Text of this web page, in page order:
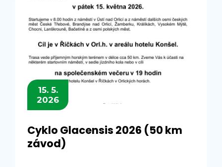
15. 5.
2026
Cyklo Glacensis 2026 (50 km
závod)